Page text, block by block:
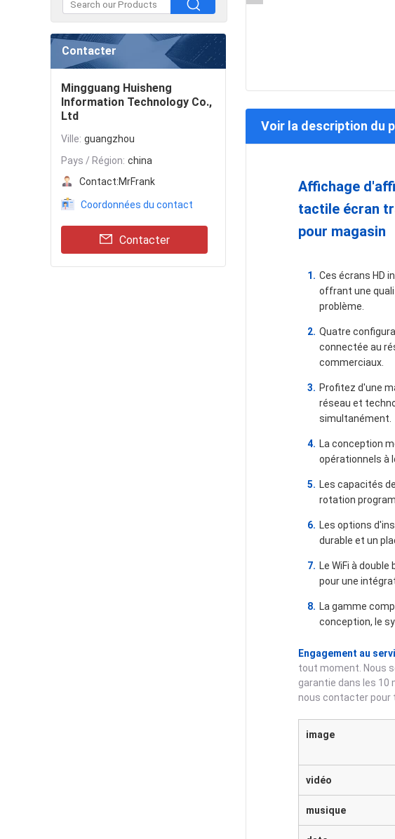
Contacter
Mingguang Huisheng
Information Technology Co.,
Ltd
Ville: guangzhou
Pays / Région: china
Contact:MrFrank
Coordonnées du contact
Contacter
Voir la description du
Affichage
tactile écran
pour magasin
Ces écrans HD
offrant une
problème.
Quatre
connectée au
commerciaux.
Profitez d'une
réseau et
simultanément.
La conception
opérationnels à
Les capacités
rotation
Les options
durable et un
Le WiFi à
pour une
La gamme
conception, le
Engagement au
tout moment. Nous
garantie dans les 10
nous contacter pour
image
vidéo
musique